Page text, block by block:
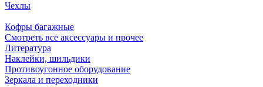
Чехлы
Кофры багажные
Смотреть все аксессуары и прочее
Литература
Наклейки, шильдики
Противоугонное оборудование
Зеркала и переходники